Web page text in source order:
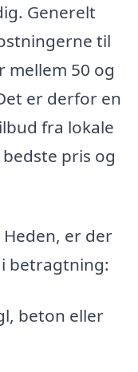
Generelt
til
mellem 50 og
er derfor en
fra lokale
pris og
er der
betragtning:
beton eller